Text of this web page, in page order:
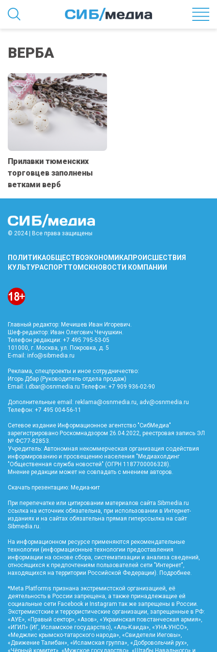
ВЕРБА
Прилавки тюменских
торговцев заполнены
ветками верб
© 2024 | Все права защищены
ПОЛИТИКАОБЩЕСТВОЭКОНОМИКАПРОИСШЕСТВИЯ
КУЛЬТУРАСПОРТТОМСКНОВОСТИ КОМПАНИИ
Главный редактор: Мечишев Иван Игоревич.
Шеф-редактор: Иван Олегович Чечушкин.
Телефон редакции: +7 495 795-53-05
101000, г. Москва, ул. Покровка, д. 5
E-mail: info@sibmedia.ru
Реклама, спецпроекты и иное сотрудничество:
Игорь Дбар (Руководитель отдела продаж)
Email: i.dbar@osnmedia.ru Телефон: +7 909 936-02-90
Дополнительные email: reklama@osnmedia.ru adv@osnmedia.ru
Телефон: +7 495 004-56-11
Сетевое издание Информационное агентство "СибМедиа"
зарегистрировано Роскомнадзором 26.04.2022, реестровая запись ЭЛ
№ ФС77-82853.
Учредитель: Автономная некоммерческая организация содействия
информированию и просвещению населения "Медиахолдинг
"Общественная служба новостей" (ОГРН 1187700006328).
Мнение редакции может не совпадать с мнением авторов.
Скачать презентацию: Медиа-кит
При перепечатке или цитировании материалов сайта Sibmedia.ru
ссылка на источник обязательна, при использовании в Интернет-
изданиях и на сайтах обязательна прямая гиперссылка на сайт
Sibmedia.ru
На информационном ресурсе применяются рекомендательные
технологии (информационные технологии предоставления
информации на основе сбора, систематизации и анализа сведений,
относящихся к предпочтениям пользователей сети "Интернет",
находящихся на территории Российской Федерации). Подробнее
*Meta Platforms признана экстремистской организацией, её
деятельность в России запрещена, а также принадлежащие ей
социальные сети Facebook и Instagram так же запрещены в России.
Экстремистские и террористические организации, запрещенные в РФ:
«АУЕ», «Правый сектор», «Азов», «Украинская повстанческая армия»,
«ИГИЛ» (ИГ, Исламское государство), «Аль-Каида», «УНА-УНСО»,
«Меджлис крымско-татарского народа», «Свидетели Иеговы»,
«Движение Талибан», «Исламская группа», «Добровольчий рух»,
«Чёрный комитет», «Мужское государство», «Штабы Навального» и